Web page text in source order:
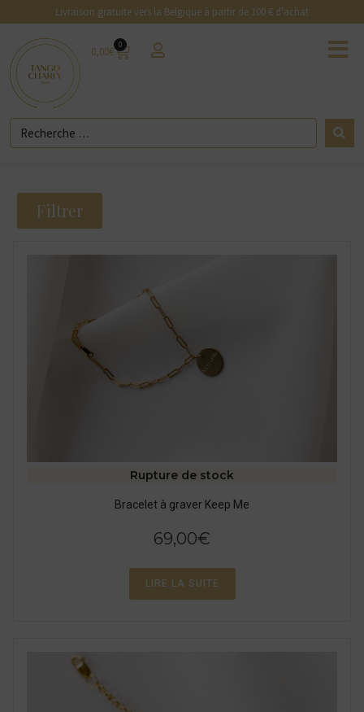
Livraison gratuite vers la Belgique à partir de 100 € d'achat
0,00€
0
Filtrer
Rupture de stock
Bracelet à graver Keep Me
69,00€
LIRE LA SUITE